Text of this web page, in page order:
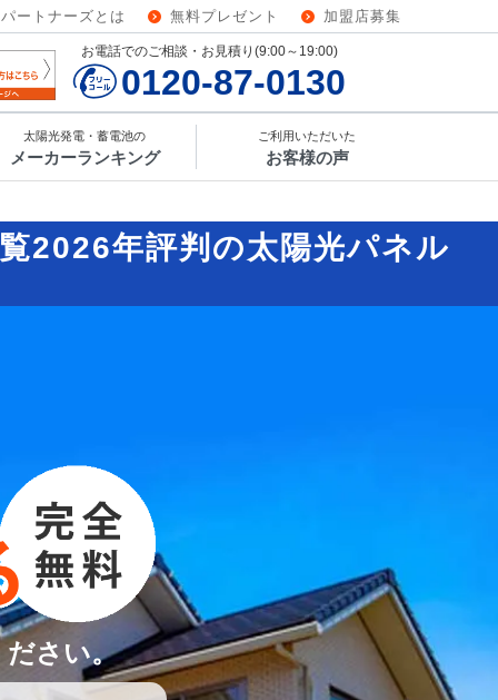
ートナーズとは 無料プレゼント 加盟店募集
お電話でのご相談・お見積り(9:00～19:00)
0120-87-0130
太陽光発電・蓄電池の
メーカーランキング
ご利用いただいた
お客様の声
2026年評判の太陽光パネル
ださい。